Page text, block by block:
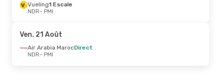
Ven. 21 Août- Lun. 24 Août
Air Arabia Maroc
PMI- NDR
Vueling1 Escale
NDR- PMI
Ven. 21 Août
Air Arabia MarocDirect
NDR- PMI